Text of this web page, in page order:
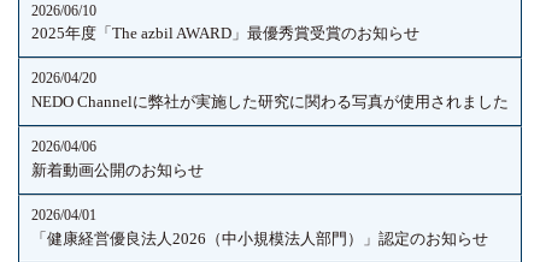
2026/06/10
2025年度「The azbil AWARD」最優秀賞受賞のお知らせ
2026/04/20
NEDO Channelに弊社が実施した研究に関わる写真が使用されました
2026/04/06
新着動画公開のお知らせ
2026/04/01
「健康経営優良法人2026（中小規模法人部門）」認定のお知らせ